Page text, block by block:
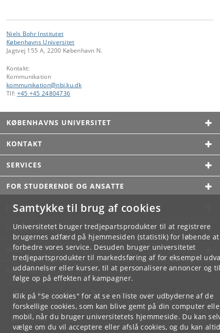
Samtykke til brug af cookies
Universitetet bruger tredjepartsprodukter til at registrere
brugernes adfærd på hjemmesiden (statistik) for løbende at
forbedre vores service. Desuden bruger universitetet
tredjepartsprodukter til markedsføring af for eksempel
uddannelser eller kurser, til at personalisere annoncer og
følge op på effekten af kampagner.
Klik på "Se cookies" for at se en liste over udbyderne af de
forskellige cookies, som kan blive gemt på din computer
mobil, når du bruger universitetets hjemmeside. Du kan
vælge om du vil acceptere eller afslå cookies, og du kan
Niels Bohr Institutet
Københavns Universitet
Jagtvej 155 A, 2200 København N.
Kontakt:
Kommunikation
kommunikation@nbi.ku.dk
Tlf: +45 +45 24804736
KØBENHAVNS UNIVERSITET
KONTAKT
SERVICES
FOR STUDERENDE OG ANSATTE
JOB OG KARRIERE
NØDSITUATIONER
WEB
MØD KU PÅ